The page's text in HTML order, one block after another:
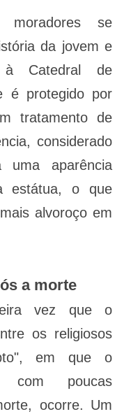
moradores se
da jovem e
à Catedral de
é protegido por
tratamento de
considerado
uma aparência
estátua, o que
alvoroço em
a morte
vez que o
os religiosos
em que o
com poucas
ocorre. Um